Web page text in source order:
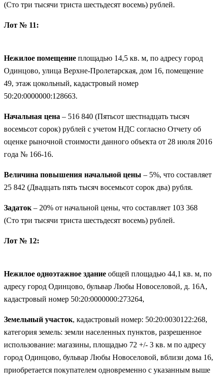
(Сто три тысячи триста шестьдесят восемь) рублей.
Лот № 11:
Нежилое помещение площадью 14,5 кв. м, по адресу город
Одинцово, улица Верхне-Пролетарская, дом 16, помещение
49, этаж цокольный, кадастровый номер
50:20:0000000:128663.
Начальная цена – 516 840 (Пятьсот шестнадцать тысяч
восемьсот сорок) рублей с учетом НДС согласно Отчету об
оценке рыночной стоимости данного объекта от 28 июля 2016
года № 166-16.
Величина повышения начальной цены – 5%, что составляет
25 842 (Двадцать пять тысяч восемьсот сорок два) рубля.
Задаток – 20% от начальной цены, что составляет 103 368
(Сто три тысячи триста шестьдесят восемь) рублей.
Лот № 12:
Нежилое одноэтажное здание общей площадью 44,1 кв. м, по
адресу город Одинцово, бульвар Любы Новоселовой, д. 16А,
кадастровый номер 50:20:0000000:273264,
Земельный участок, кадастровый номер: 50:20:0030122:268,
категория земель: земли населенных пунктов, разрешенное
использование: магазины, площадью 72 +/- 3 кв. м по адресу
город Одинцово, бульвар Любы Новоселовой, вблизи дома 16,
приобретается покупателем одновременно с указанным выше